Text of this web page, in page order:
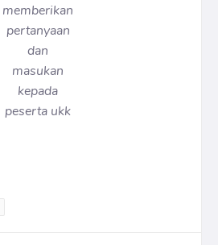
memberikan
pertanyaan
dan
masukan
kepada
peserta ukk